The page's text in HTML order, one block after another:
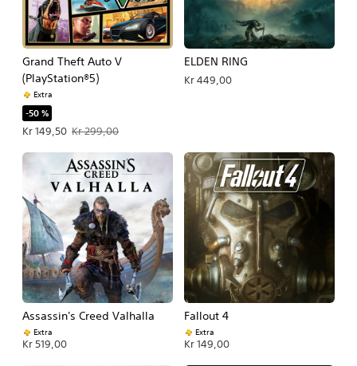
Grand Theft Auto V
(PlayStation®5)
Extra
-50 %
Kr 149,50
Tilbudspris Kr 149,50. Oprindelig pris Kr 299,00.
Kr 299,00
ELDEN RING
Kr 449,00
Assassin's Creed Valhalla
Extra
Kr 519,00
Fallout 4
Extra
Kr 149,00